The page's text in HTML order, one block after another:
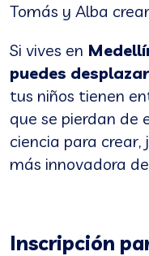
Tomás y Alba
Si vives en
puedes
tus niños tienen
que se pierdan de
ciencia para
más innovadora
Inscripción